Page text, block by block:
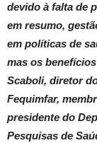
devido à falta de
em resumo,
em políticas de
mas os
Scaboli, diretor
Fequimfar,
presidente do
Pesquisas de